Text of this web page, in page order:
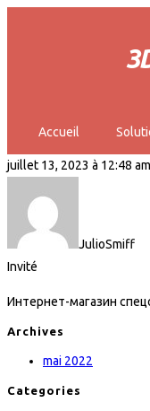
Accueil
juillet 13, 2023 à 12:48 am
JulioSmiff
Invité
Интернет-магазин
Archives
mai 2022
Categories